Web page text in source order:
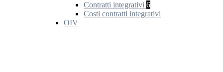
Contratti integrativi 6
Costi contratti integrativi
OIV